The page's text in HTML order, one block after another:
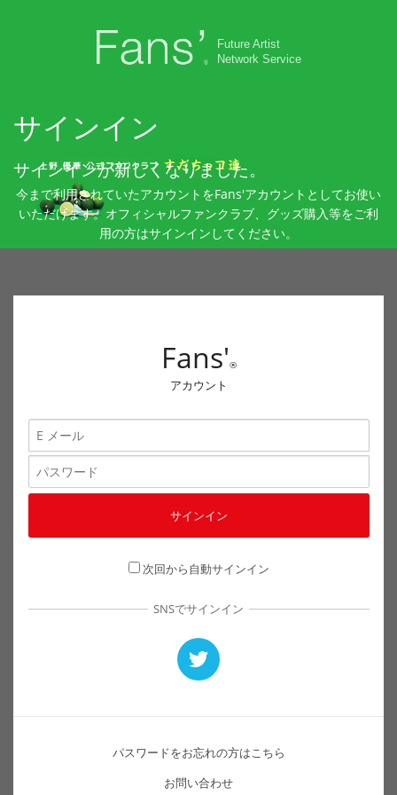
Future Artist
Network Service
サインイン
サインインが新しくなりました。
今まで利用されていたアカウントをFans'アカウントとしてお使い
いただけます。オフィシャルファンクラブ、グッズ購入等をご利
用の方はサインインしてください。
Fans'®
アカウント
次回から自動サインイン
SNSでサインイン
パスワードをお忘れの方はこちら
お問い合わせ